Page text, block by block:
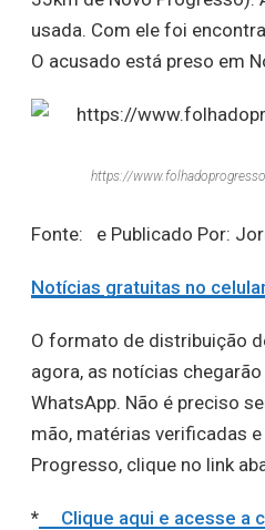
usada. Com ele foi
O acusado está preso em
https://
Fonte: e Publicado Por:
Notícias gratuitas no
O formato de distribuição
agora, as notícias
WhatsApp. Não é preciso
mão, matérias verificadas
Progresso, clique no link
* Clique aqui e acesse a